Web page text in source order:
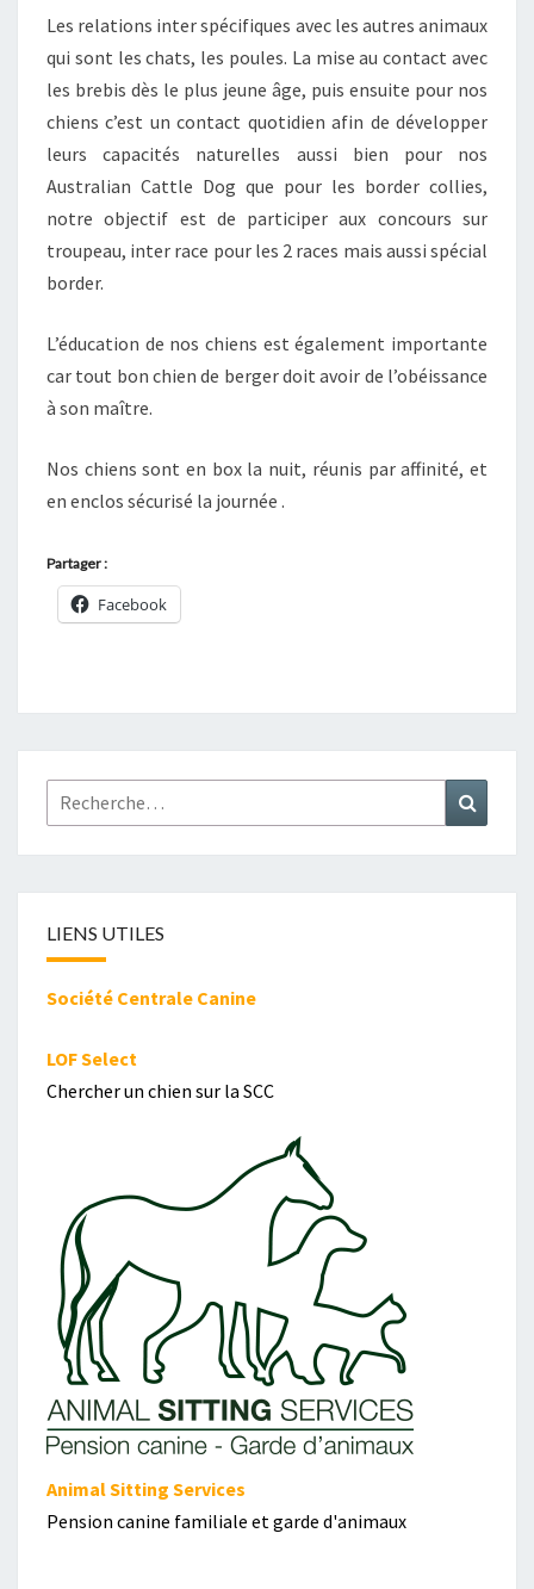
Les relations inter spécifiques avec les autres animaux
qui sont les chats, les poules. La mise au contact avec
les brebis dès le plus jeune âge, puis ensuite pour nos
chiens c’est un contact quotidien afin de développer
leurs capacités naturelles aussi bien pour nos
Australian Cattle Dog que pour les border collies,
notre objectif est de participer aux concours sur
troupeau, inter race pour les 2 races mais aussi spécial
border.
L’éducation de nos chiens est également importante
car tout bon chien de berger doit avoir de l’obéissance
à son maître.
Nos chiens sont en box la nuit, réunis par affinité, et
en enclos sécurisé la journée .
Partager :
Facebook
Rechercher :
LIENS UTILES
Société Centrale Canine
LOF Select
Chercher un chien sur la SCC
Animal Sitting Services
Pension canine familiale et garde d'animaux